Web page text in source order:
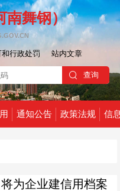
南舞钢）
行政处罚 站内文章
通知公告 政策法规 信
为企业建信用档案